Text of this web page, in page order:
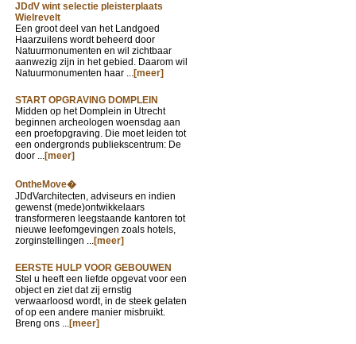
JDdV wint selectie pleisterplaats
Wielrevelt
Een groot deel van het Landgoed
Haarzuilens wordt beheerd door
Natuurmonumenten en wil zichtbaar
aanwezig zijn in het gebied. Daarom wil
Natuurmonumenten haar ...[meer]
START OPGRAVING DOMPLEIN
Midden op het Domplein in Utrecht
beginnen archeologen woensdag aan
een proefopgraving. Die moet leiden tot
een ondergronds publiekscentrum: De
door ...[meer]
OntheMove�
JDdVarchitecten, adviseurs en indien
gewenst (mede)ontwikkelaars
transformeren leegstaande kantoren tot
nieuwe leefomgevingen zoals hotels,
zorginstellingen ...[meer]
EERSTE HULP VOOR GEBOUWEN
Stel u heeft een liefde opgevat voor een
object en ziet dat zij ernstig
verwaarloosd wordt, in de steek gelaten
of op een andere manier misbruikt.
Breng ons ...[meer]